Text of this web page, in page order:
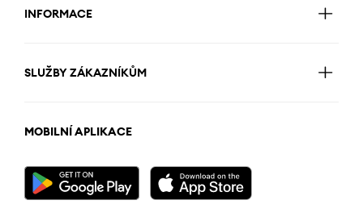
INFORMACE
SLUŽBY ZÁKAZNÍKŮM
MOBILNÍ APLIKACE